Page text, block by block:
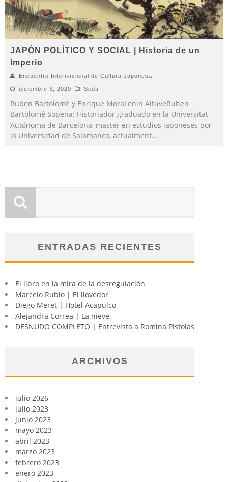
JAPÓN POLÍTICO Y SOCIAL | Historia de un
Imperio
Encuentro Internacional de Cultura Japonesa
diciembre 3, 2020 Seda
Ruben Bartolomé y Enrique MoraLenin AltuveRuben
Bartolomé Sopena: Historiador graduado en la Universitat
Autónoma de Barcelona, master en estudios japoneses por
la Universidad de Salamanca, actualment...
ENTRADAS RECIENTES
El libro en la mira de la desregulación
Marcelo Rubio | El llovedor
Diego Meret | Hotel Acapulco
Alejandra Correa | La nieve
DESNUDO COMPLETO | Entrevista a Romina Pistolas
ARCHIVOS
julio 2026
julio 2023
junio 2023
mayo 2023
abril 2023
marzo 2023
febrero 2023
enero 2023